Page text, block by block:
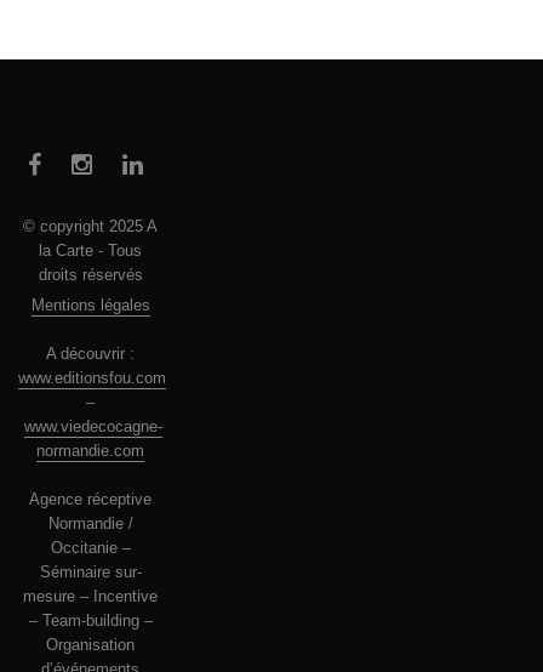
© copyright 2025 A
la Carte - Tous
droits réservés
Mentions légales
A découvrir :
www.editionsfou.com
–
www.viedecocagne-
normandie.com
Agence réceptive
Normandie /
Occitanie –
Séminaire sur-
mesure – Incentive
– Team-building –
Organisation